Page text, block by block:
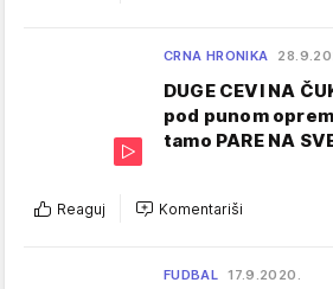
CRNA HRONIKA
DUGE CEVI NA
pod punom
tamo PARE NA
Reaguj Komentariši
FUDBAL 17.9.2020.